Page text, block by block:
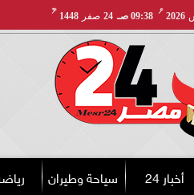
2026
مـ
09:38 صـ 24 صفر 1448
هـ
أخبار 24 سياحة وطيران